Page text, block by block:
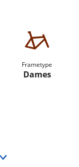
Frametype
Dames